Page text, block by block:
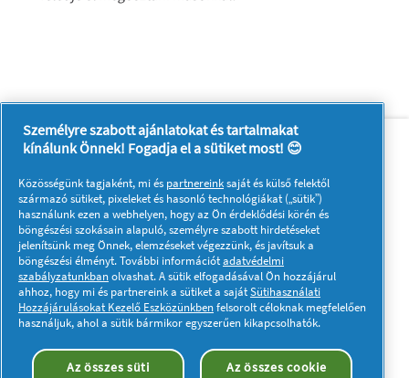
Rólunk
Kapcsolatfelvétel
A pg.com felkeresése
Kövessen minket:
Adataim
Adatvédelmi közlemény
Akadálymentességi nyilatkozat
Személyre szabott ajánlatokat és tartalmakat
kínálunk Önnek! Fogadja el a sütiket most! 😊
Közösségünk tagjaként, mi és partnereinksaját és külső felektől
származó sütiket, pixeleket és hasonló technológiákat („sütik”)
használunk ezen a webhelyen, hogy az Ön érdeklődési körén és
böngészési szokásain alapuló, személyre szabott hirdetéseket
jelenítsünk meg Önnek, elemzéseket végezzünk, és javítsuk a
böngészési élményt. További információtadatvédelmi
szabályzatunkbanolvashat. A sütik elfogadásával Ön hozzájárul
ahhoz, hogy mi és partnereink a sütiket a sajátSütihasználati
Hozzájárulásokat Kezelő Eszközünkbenfelsorolt céloknak megfelelően
használjuk, ahol a sütik bármikor egyszerűen kikapcsolhatók.
Az összes süti
Az összes cookie